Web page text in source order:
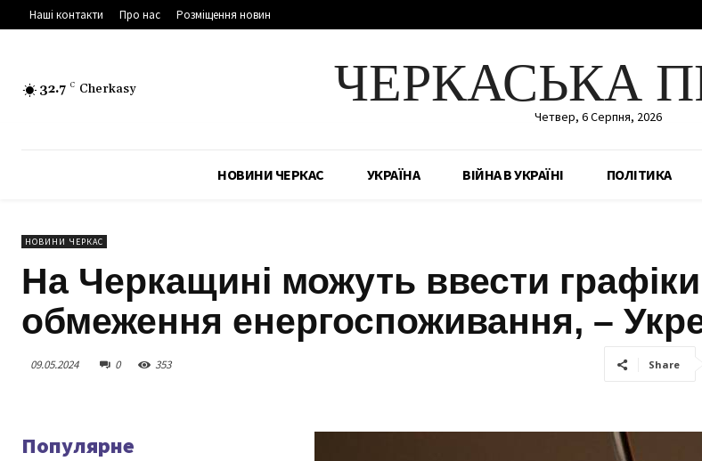
Наші контакти Про нас Розміщення новин
32.7 C Cherkasy ЧЕРКАСЬКА
Четвер, 6 Серпня, 2026
НОВИНИ ЧЕРКАС УКРАЇНА ВІЙНА В УКРАЇНІ ПОЛІТИКА
НОВИНИ ЧЕРКАС
На Черкащині можуть ввести графіки
обмеження енергоспоживання, –
09.05.2024 0 353 Share
Популярне